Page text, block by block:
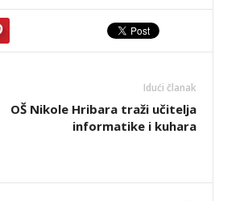
Idući članak
OŠ Nikole Hribara traži učitelja
informatike i kuhara